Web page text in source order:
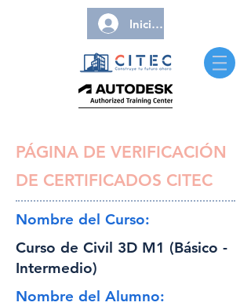
Iniciar sesión
PÁGINA DE VERIFICACIÓN
DE CERTIFICADOS CITEC
Nombre del Curso:
Curso de Civil 3D M1 (Básico -
Intermedio)
Nombre del Alumno: